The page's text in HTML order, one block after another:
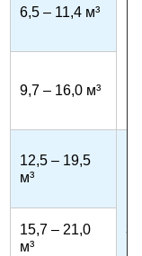
6,5 – 11,4 м³
9,7 – 16,0 м³
12,5 – 19,5
м³
15,7 – 21,0
м³